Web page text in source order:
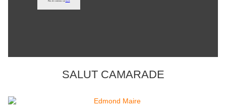
SALUT CAMARADE